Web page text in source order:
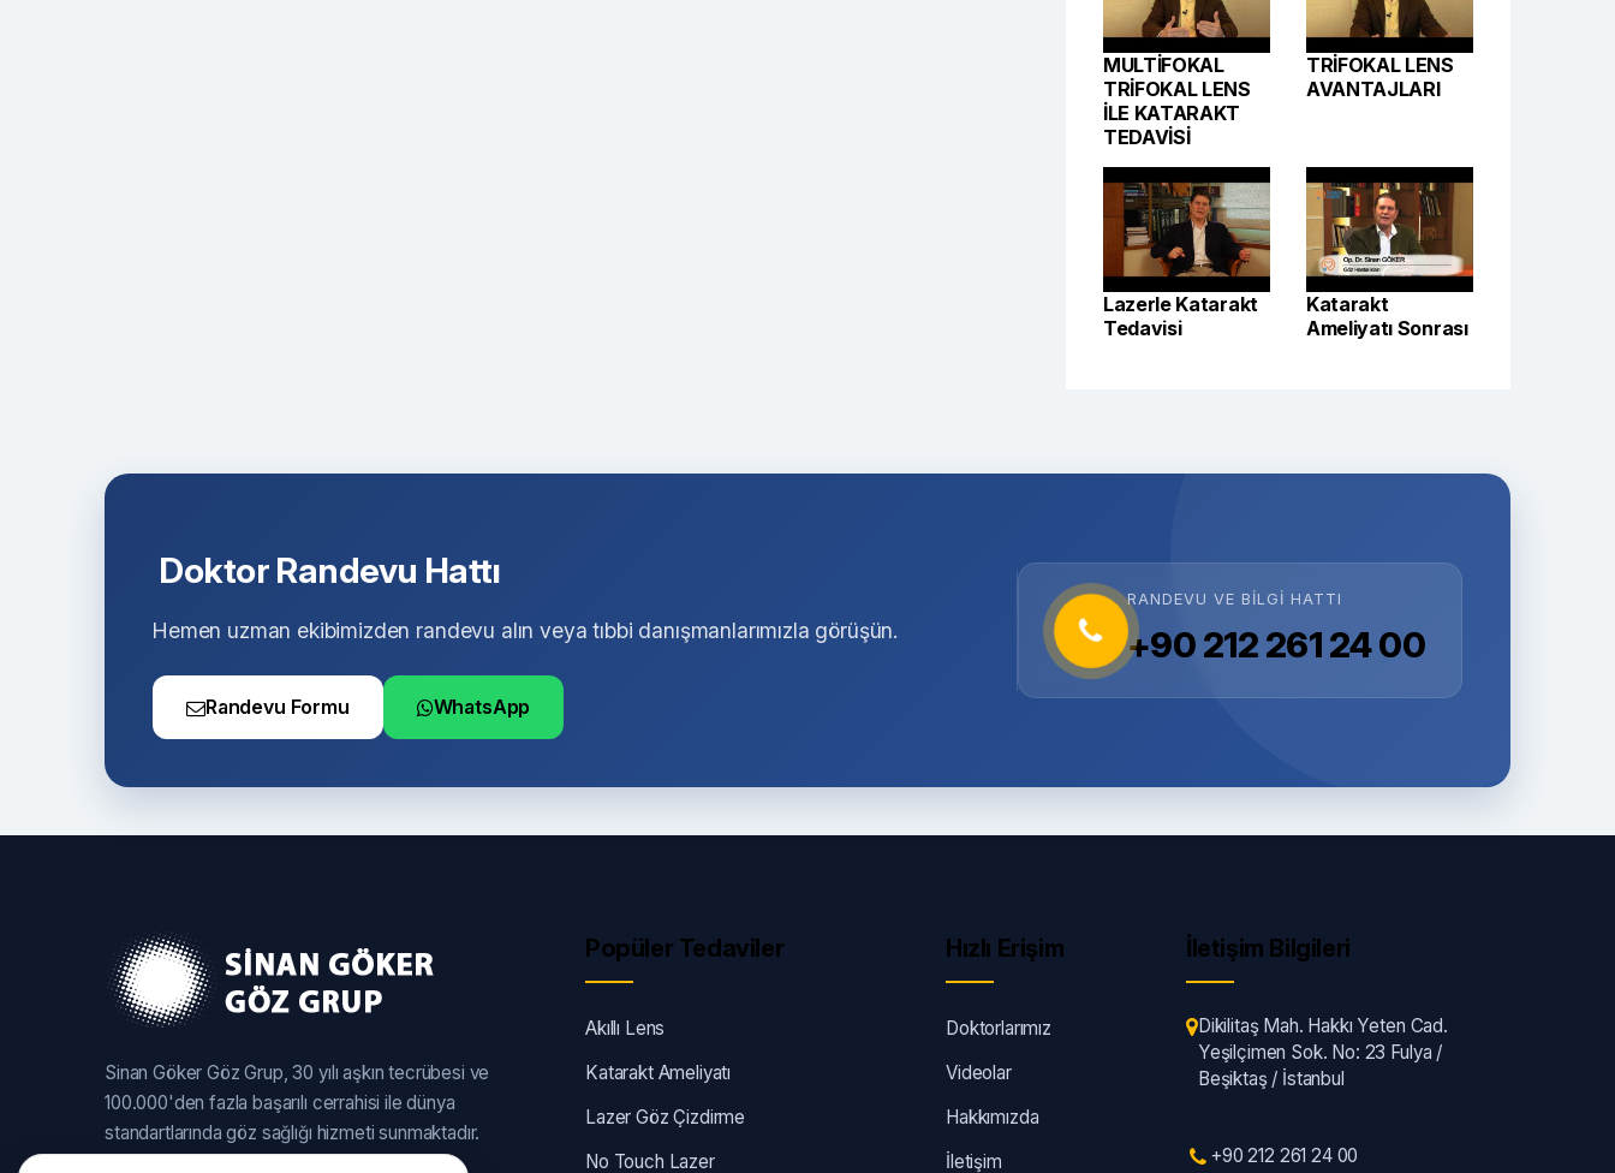
MULTİFOKAL
TRİFOKAL LENS
İLE KATARAKT
TEDAVİSİ
TRİFOKAL LENS
AVANTAJLARI
Lazerle Katarakt
Tedavisi
Katarakt
Ameliyatı Sonrası
Doktor Randevu Hattı
Hemen uzman ekibimizden randevu alın veya tıbbi danışmanlarımızla görüşün.
Randevu Formu WhatsApp
RANDEVU VE BILGI HATTI
+90 212 261 24 00
Sinan Göker Göz Grup, 30 yılı aşkın tecrübesi ve
100.000'den fazla başarılı cerrahisi ile dünya
standartlarında göz sağlığı hizmeti sunmaktadır.
Popüler Tedaviler
Akıllı Lens
Katarakt Ameliyatı
Lazer Göz Çizdirme
No Touch Lazer
Hızlı Erişim
Doktorlarımız
Videolar
Hakkımızda
İletişim
İletişim Bilgileri
Dikilitaş Mah. Hakkı Yeten Cad.
Yeşilçimen Sok. No: 23 Fulya /
Beşiktaş / İstanbul
+90 212 261 24 00